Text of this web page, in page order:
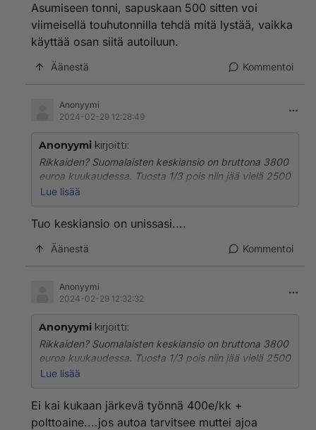
Asumiseen tonni, sapuskaan 500 sitten voi
viimeisellä touhutonnilla tehdä mitä lystää, vaikka
käyttää osan siitä autoiluun.
Äänestä Kommentoi
Anonyymi
2024-02-29 12:28:49
Anonyymi kirjoitti:
Rikkaiden? Suomalaisten keskiansio on bruttona 3800
euroa kuukaudessa. Tuosta 1/3 pois niin jää vielä 2500
euroa näppiin tuhlausrahaa. Asumiseen tonni,
tehdä mitä lystää, vaikka käyttää osan siitä autoiluun.
Lue lisää
Tuo keskiansio on unissasi....
Äänestä Kommentoi
Anonyymi
2024-02-29 12:32:32
Anonyymi kirjoitti:
Rikkaiden? Suomalaisten keskiansio on bruttona 3800
euroa kuukaudessa. Tuosta 1/3 pois niin jää vielä 2500
euroa näppiin tuhlausrahaa. Asumiseen tonni,
tehdä mitä lystää, vaikka käyttää osan siitä autoiluun.
Lue lisää
Ei kai kukaan järkevä työnnä 400e/kk +
polttoaine....jos autoa tarvitsee muttei ajoa